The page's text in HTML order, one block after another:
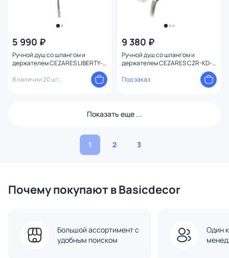
5 990 ₽
Ручной душ со шлангом и
держателем CEZARES LIBERTY-
В наличии 20 шт.
9 380 ₽
Ручной душ со шлангом и
держателем CEZARES CZR-KD-
Под заказ
Показать еще ...
1 2 3
Почему покупают в Basicdecor
Большой ассортимент с
удобным поиском
Один